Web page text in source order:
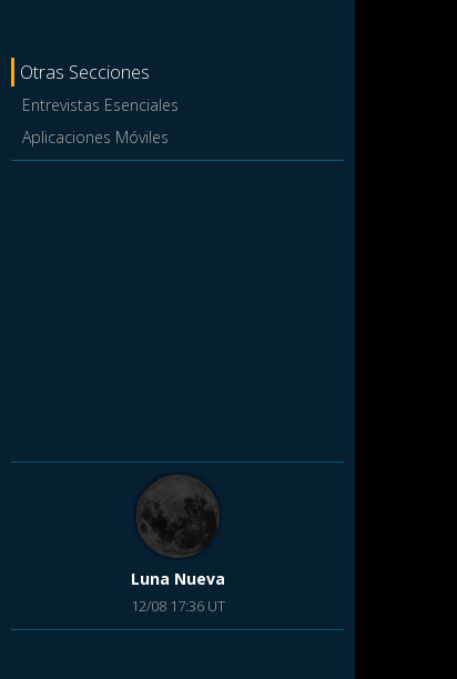
Otras Secciones
Entrevistas Esenciales
Aplicaciones Móviles
Luna Nueva
12/08 17:36 UT